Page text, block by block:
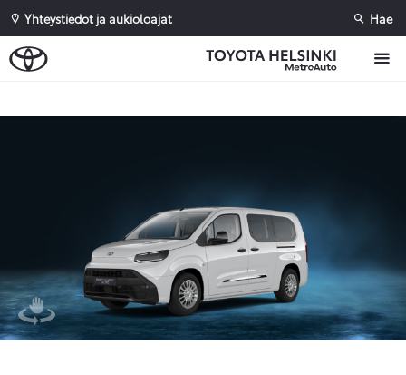
Yhteystiedot ja aukioloajat Hae